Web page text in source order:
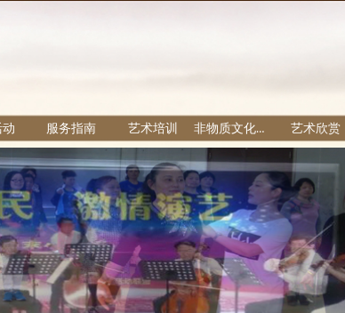
服务指南 艺术培训 非物质文化遗产 艺术欣赏